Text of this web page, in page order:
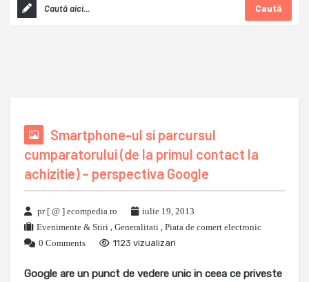
Caută
Smartphone-ul si parcursul
cumparatorului (de la primul contact la
achizitie) – perspectiva Google
pr [ @ ] ecompedia ro
iulie 19, 2013
Evenimente & Stiri , Generalitati , Piata de comert electronic
0 Comments
1123 vizualizari
Google are un punct de vedere unic in ceea ce priveste